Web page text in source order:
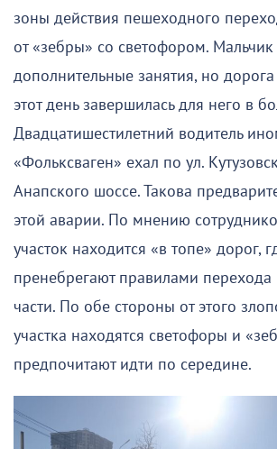
зоны действия пешеходного
от «зебры» со светофором.
дополнительные занятия, но
этот день завершилась для него в
Двадцатишестилетний водитель
«Фольксваген» ехал по ул.
Анапского шоссе. Такова
этой аварии. По мнению
участок находится «в топе» дорог,
пренебрегают правилами
части. По обе стороны от этого
участка находятся светофоры и
предпочитают идти по середине.